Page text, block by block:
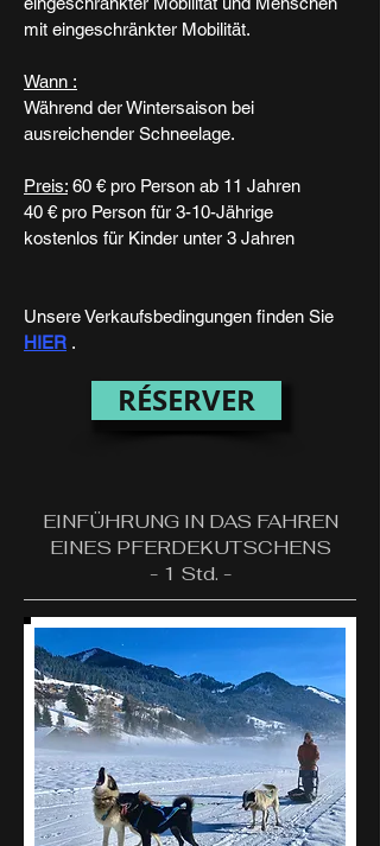
mit eingeschränkter Mobilität.
Wann :
Während der Wintersaison bei
ausreichender Schneelage.
Preis: 60 € pro Person ab 11 Jahren
40 € pro Person für 3-10-Jährige
kostenlos für Kinder unter 3 Jahren
Unsere Verkaufsbedingungen finden Sie
HIER .
RÉSERVER
EINFÜHRUNG IN DAS FAHREN
EINES PFERDEKUTSCHENS
- 1 Std. -